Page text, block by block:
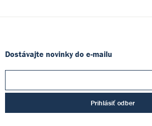
Dostávajte novinky do e-mailu
Prihlásiť odber